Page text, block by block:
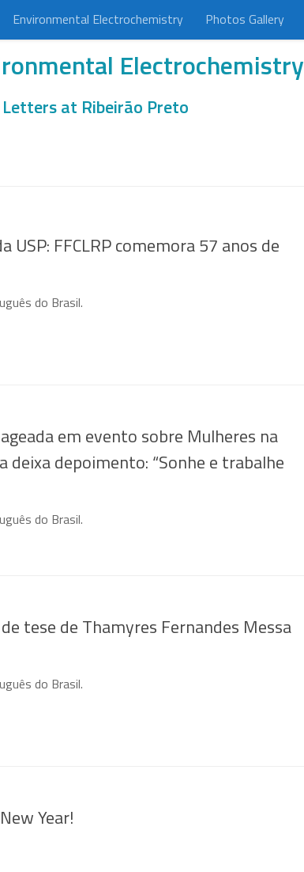
Environmental Electrochemistry Photos Gallery
Electrochemistry
at Ribeirão Preto
USP: FFCLRP comemora 57 anos de
do Brasil.
em evento sobre Mulheres na
deixa depoimento: “Sonhe e trabalhe
do Brasil.
tese de Thamyres Fernandes Messa
do Brasil.
Year!